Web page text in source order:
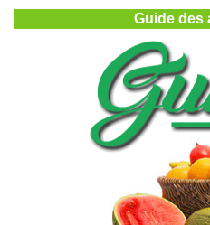
Guide des